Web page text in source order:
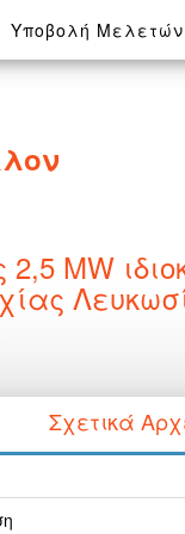
Υποβολή Μελετών
MW
Σχετικά